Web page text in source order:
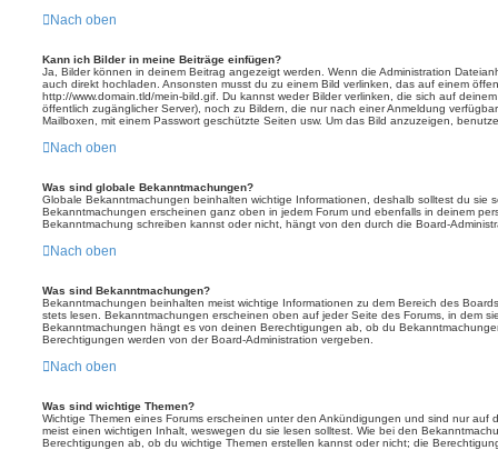
Nach oben
Kann ich Bilder in meine Beiträge einfügen?
Ja, Bilder können in deinem Beitrag angezeigt werden. Wenn die Administration
auch direkt hochladen. Ansonsten musst du zu einem Bild verlinken, das auf einem
http://www.domain.tld/mein-bild.gif. Du kannst weder Bilder verlinken, die sich auf
öffentlich zugänglicher Server), noch zu Bildern, die nur nach einer Anmeldung
Mailboxen, mit einem Passwort geschützte Seiten usw. Um das Bild anzuzeigen,
Nach oben
Was sind globale Bekanntmachungen?
Globale Bekanntmachungen beinhalten wichtige Informationen, deshalb solltest du sie
Bekanntmachungen erscheinen ganz oben in jedem Forum und ebenfalls in deinem
Bekanntmachung schreiben kannst oder nicht, hängt von den durch die Board-
Nach oben
Was sind Bekanntmachungen?
Bekanntmachungen beinhalten meist wichtige Informationen zu dem Bereich des
stets lesen. Bekanntmachungen erscheinen oben auf jeder Seite des Forums, in dem
Bekanntmachungen hängt es von deinen Berechtigungen ab, ob du
Berechtigungen werden von der Board-Administration vergeben.
Nach oben
Was sind wichtige Themen?
Wichtige Themen eines Forums erscheinen unter den Ankündigungen und sind nur auf
meist einen wichtigen Inhalt, weswegen du sie lesen solltest. Wie bei den
Berechtigungen ab, ob du wichtige Themen erstellen kannst oder nicht; die